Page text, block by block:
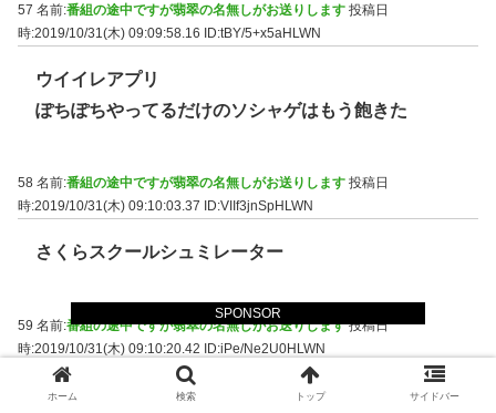
SPONSOR
57 名前:番組の途中ですが翡翠の名無しがお送りします 投稿日
時:2019/10/31(木) 09:09:58.16 ID:tBY/5+x5aHLWN
ウイイレアプリ
ぽちぽちやってるだけのソシャゲはもう飽きた
58 名前:番組の途中ですが翡翠の名無しがお送りします 投稿日
時:2019/10/31(木) 09:10:03.37
ID:VIIf3jnSpHLWN
さくらスクールシュミレーター
59 名前:番組の途中ですが翡翠の名無しがお送りします投稿日
時:2019/10/31(木) 09:10:20.42 ID:iPe/Ne2U0HLWN
>>58
ホーム 検索 トップ サイドバー